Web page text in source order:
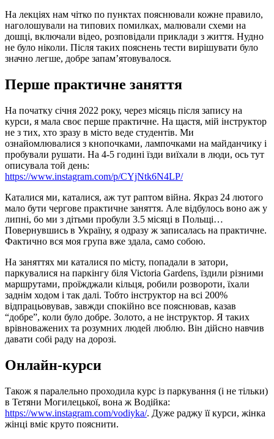
На лекціях нам чітко по пунктах пояснювали кожне правило,
наголошували на типових помилках, малювали схеми на
дошці, включали відео, розповідали приклади з життя. Нудно
не було ніколи. Після таких пояснень тести вирішувати було
значно легше, добре запам’ятовувалося.
Перше практичне заняття
На початку січня 2022 року, через місяць після запису на
курси, я мала своє перше практичне. На щастя, мій інструктор
не з тих, хто зразу в місто веде студентів. Ми
ознайомлювалися з кнопочками, лампочками на майданчику і
пробували рушати. На 4-5 годині їзди виїхали в люди, ось тут
описувала той день:
https://www.instagram.com/p/CYjNtk6N4LP/
Каталися ми, каталися, аж тут раптом війна. Якраз 24 лютого
мало бути чергове практичне заняття. Але відбулось воно аж у
липні, бо ми з дітьми пробули 3.5 місяці в Польщі…
Повернувшись в Україну, я одразу ж записалась на практичне.
Фактично вся моя група вже здала, само собою.
На заняттях ми каталися по місту, попадали в затори,
паркувалися на паркінгу біля Victoria Gardens, їздили різними
маршрутами, проїжджали кільця, робили розвороти, їхали
заднім ходом і так далі. Тобто інструктор на всі 200%
відпрацьовував, завжди спокійно все пояснював, казав
“добре”, коли було добре. Золото, а не інструктор. Я таких
врівноважених та розумних людей люблю. Він дійсно навчив
давати собі раду на дорозі.
Онлайн-курси
Також я паралельно проходила курс із паркування (і не тільки)
в Тетяни Могилецької, вона ж Водійка:
https://www.instagram.com/vodiyka/. Дуже раджу її курси, жінка
жінці вміє круто пояснити.